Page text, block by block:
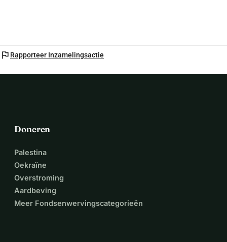
flag Rapporteer Inzamelingsactie
Doneren
Palestina
Oekraïne
Overstroming
Aardbeving
Meer Fondsenwervingscategorieën